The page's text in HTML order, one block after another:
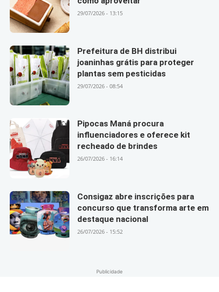
29/07/2026 - 13:15
Prefeitura de BH distribui
joaninhas grátis para proteger
plantas sem pesticidas
29/07/2026 - 08:54
Pipocas Maná procura
influenciadores e oferece kit
recheado de brindes
26/07/2026 - 16:14
Consigaz abre inscrições para
concurso que transforma arte em
destaque nacional
26/07/2026 - 15:52
Publicidade